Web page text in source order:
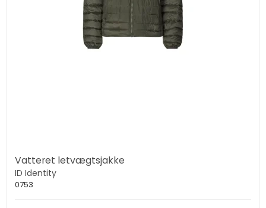
Vatteret letvægtsjakke
ID Identity
0753